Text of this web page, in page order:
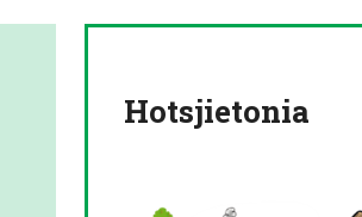
Hotsjietonia